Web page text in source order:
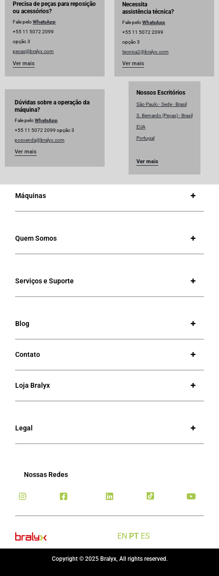
Precisa de peças para reposição
ou acessórios?
Fale peloWhatsApp
+55 11 5072 2099
opção 3
pecas@bralyx.com
Ver mais
Necessita
assistência técnica?
Fale peloWhatsApp
+55 11 5072 2099
opção 3
tecnica2@bralyx.com
Ver mais
Dúvidas sobre a operação da
máquina?
Fale peloWhatsApp
+55 11 5072 2099 opção 3
posvenda@bralyx.com
Ver mais
Nossos Escritórios
São Paulo - Sede - Brasil
S. Bernardo (Peças) - Brasil
EUA
Portugal
Ver mais
Máquinas
Quem Somos
Serviços e Suporte
Blog
Contato
Loja Bralyx
Legal
Nossas Redes
EN PT ES
Copyright © 2025 Bralyx, All rights reserved.